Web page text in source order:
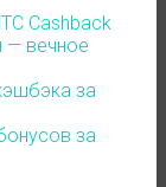
Cashback
— вечное
за
за